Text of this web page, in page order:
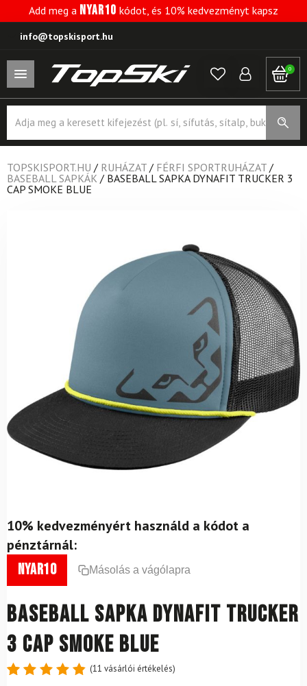
Add meg a NYAR10 kódot, és 10% kedvezményt kapsz
info@topskisport.hu
0
search
TOPSKISPORT.HU / RUHÁZAT / FÉRFI SPORTRUHÁZAT /
BASEBALL SAPKÁK / BASEBALL SAPKA DYNAFIT TRUCKER 3
CAP SMOKE BLUE
10% kedvezményért használd a kódot a
pénztárnál:
nyar10 Másolás a vágólapra
Baseball sapka DYNAFIT Trucker
3 Cap Smoke Blue
(11 vásárlói értékelés)